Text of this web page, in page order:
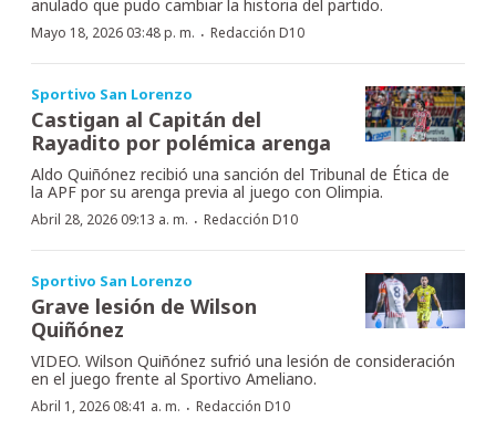
anulado que pudo cambiar la historia del partido.
Mayo 18, 2026 03:48 p. m. · Redacción D10
Sportivo San Lorenzo
Castigan al Capitán del
Rayadito por polémica arenga
Aldo Quiñónez recibió una sanción del Tribunal de Ética de
la APF por su arenga previa al juego con Olimpia.
Abril 28, 2026 09:13 a. m. · Redacción D10
Sportivo San Lorenzo
Grave lesión de Wilson
Quiñónez
VIDEO. Wilson Quiñónez sufrió una lesión de consideración
en el juego frente al Sportivo Ameliano.
Abril 1, 2026 08:41 a. m. · Redacción D10